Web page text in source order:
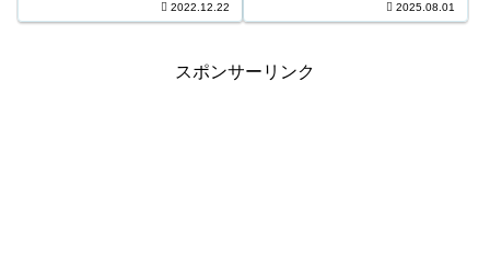
等277口 261,300円 4... 2022.12.22
4,400円 5等96,563口 1,100円 6
2025.08.01
スポンサーリンク